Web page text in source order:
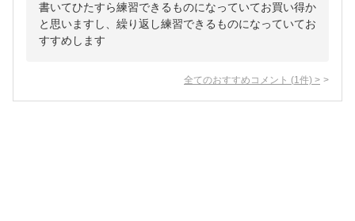
書いてひたすら練習できるものになっていてお買い得か
と思いますし、繰り返し練習できるものになっていてお
すすめします
全てのおすすめコメント (1 件) >